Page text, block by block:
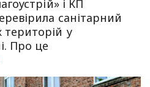
і КП
санітарний
у
Про це